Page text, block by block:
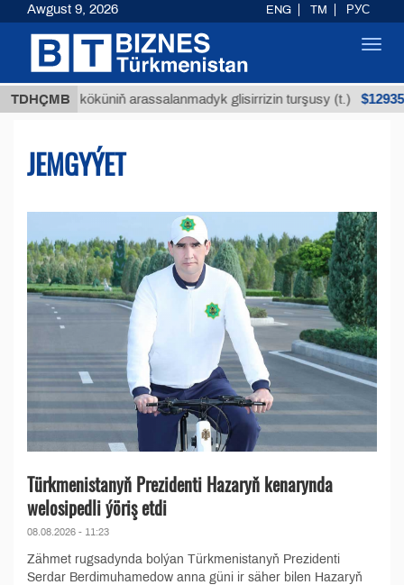
TDHÇMB
köküniň arassalanmadyk glisirrizin turşusy (t.) $12935,18
JEMGYÝET
Türkmenistanyň Prezidenti Hazaryň kenarynda
welosipedli ýöriş etdi
08.08.2026 - 11:23
Zähmet rugsadynda bolýan Türkmenistanyň Prezidenti
Serdar Berdimuhamedow anna güni ir säher bilen Hazaryň
Awgust 9, 2026 ENG TM РУС